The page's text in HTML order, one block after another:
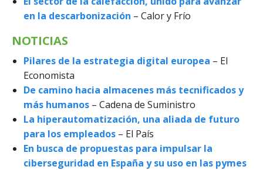
en la descarbonización – Calor y Frío
NOTICIAS
Pilares de la estrategia digital europea – El
Economista
De camino hacia almacenes más tecnificados y
más humanos – Cadena de Suministro
La hiperautomatización, una aliada de futuro
para los empleados – El País
En busca de propuestas para impulsar la
ciberseguridad en España y su uso en las pymes